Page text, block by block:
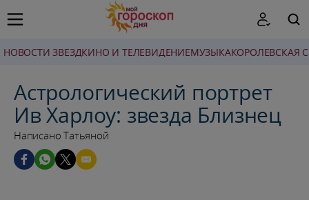
НОВОСТИ ЗВЕЗДКИНО И ТЕЛЕВИДЕНИЕМУЗЫКАКОРОЛЕВСКАЯ
Астрологический портрет
Ив Харлоу: звезда Близнец
Написано Татьяной